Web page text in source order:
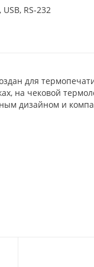
RS-232
для
на чековой
дизайном и